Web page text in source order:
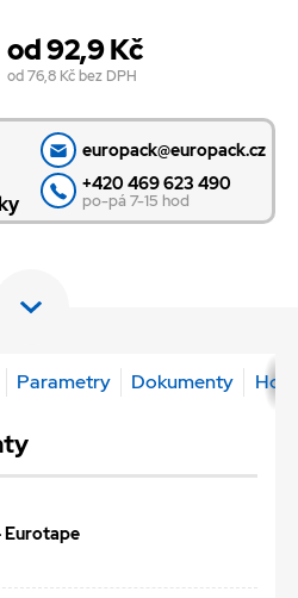
od 92,9 Kč
od 76,8 Kčbez DPH
europack@europack.cz
+420 469 623 490
po-pá 7-15 hod
Parametry Dokumenty
Eurotape